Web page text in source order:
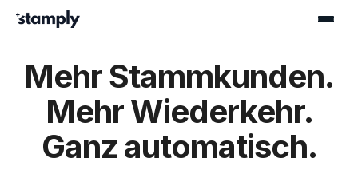
Mehr Stammkunden.
Mehr Wiederkehr.
Ganz automatisch.